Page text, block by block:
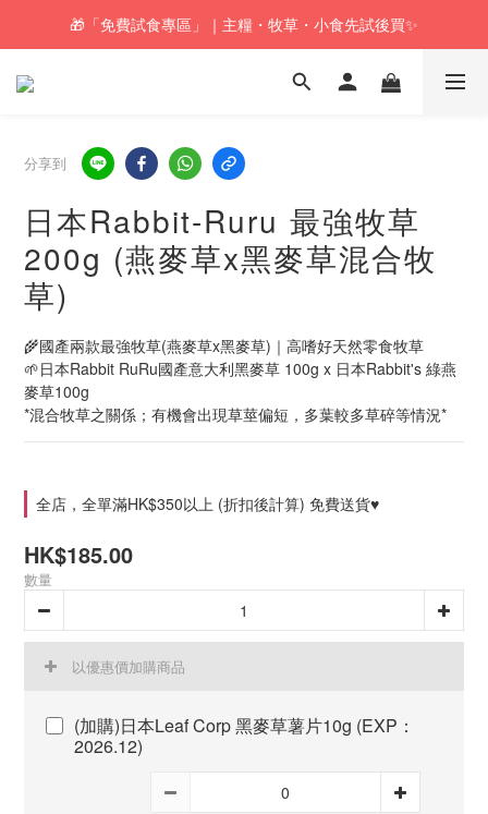
🚚訂單折實$350以上即可享本地包郵📦
🎁「免費試食專區」｜主糧・牧草・小食先試後買✨
🚚訂單折實$350以上即可享本地包郵📦
分享到
日本Rabbit-Ruru 最強牧草
200g (燕麥草x黑麥草混合牧
草)
🌾國產兩款最強牧草(燕麥草x黑麥草)｜高嗜好天然零食牧草
🌱日本Rabbit RuRu國產意大利黑麥草 100g x 日本Rabbit's 綠燕
麥草100g
*混合牧草之關係；有機會出現草莖偏短，多葉較多草碎等情況*
全店，全單滿HK$350以上 (折扣後計算) 免費送貨♥
HK$185.00
數量
以優惠價加購商品
(加購)日本Leaf Corp 黑麥草薯片10g (EXP：
2026.12)